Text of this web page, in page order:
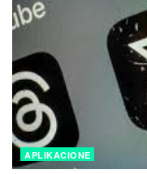
APLIKACIONE